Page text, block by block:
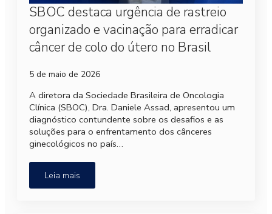
SBOC destaca urgência de rastreio
organizado e vacinação para erradicar
câncer de colo do útero no Brasil
5 de maio de 2026
A diretora da Sociedade Brasileira de Oncologia
Clínica (SBOC), Dra. Daniele Assad, apresentou um
diagnóstico contundente sobre os desafios e as
soluções para o enfrentamento dos cânceres
ginecológicos no país…
Leia mais